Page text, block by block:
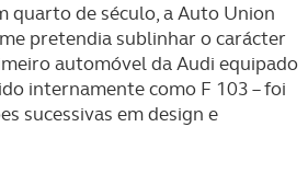
quarto de século, a Auto Union
pretendia sublinhar o carácter
automóvel da Audi equipado
internamente como F 103 – foi
sucessivas em design e